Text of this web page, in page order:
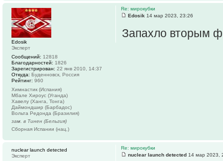
Re: мирокубки
Edosik 14 мар 2023, 23:26
Запахло вторым
Edosik
Эксперт
Сообщений: 12818
Благодарностей: 1826
Зарегистрирован: 22 янв 2010, 14:37
Откуда: Буденновск, Россия
Рейтинг: 960
Химнастик (Испания)
Мбале Хироус (Уганда)
Хавелу (Ханга, Тонга)
Даймондшир (Барбадос)
Вольта Редонда (Бразилия)
зам. в Тинен (Бельгия)
Сборная Испании (нац.)
Re: мирокубки
nuclear launch detected 14 мар 2023,
nuclear launch detected
Эксперт